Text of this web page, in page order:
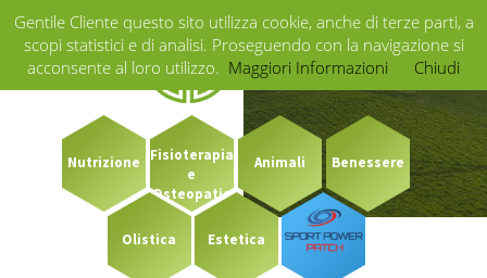
Nutrizione
Fisioterapia
e
Osteopatia
Animali Benessere
Olistica Estetica
LOGIN
×
Home
Fototerapia
Team
Blog
Gentile Cliente questo sito utilizza cookie, anche di terze parti, a
scopi statistici e di analisi. Proseguendo con la navigazione si
acconsente al loro utilizzo. Maggiori Informazioni Chiudi